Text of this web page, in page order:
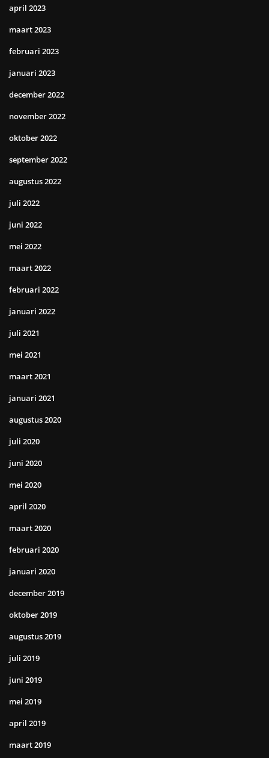
april 2023
maart 2023
februari 2023
januari 2023
december 2022
november 2022
oktober 2022
september 2022
augustus 2022
juli 2022
juni 2022
mei 2022
maart 2022
februari 2022
januari 2022
juli 2021
mei 2021
maart 2021
januari 2021
augustus 2020
juli 2020
juni 2020
mei 2020
april 2020
maart 2020
februari 2020
januari 2020
december 2019
oktober 2019
augustus 2019
juli 2019
juni 2019
mei 2019
april 2019
maart 2019